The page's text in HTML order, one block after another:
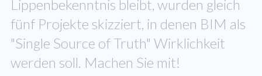
Lippenbekenntnis bleibt, wurden gleich
fünf Projekte skizziert, in denen BIM als
"Single Source of Truth" Wirklichkeit
werden soll. Machen Sie mit!